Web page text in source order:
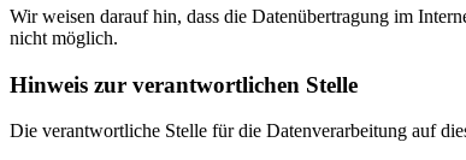
Wir weisen darauf hin, dass die Datenübertragung im
nicht möglich.
Hinweis zur verantwortlichen Stelle
Die verantwortliche Stelle für die Datenverarbeitung auf